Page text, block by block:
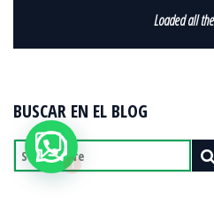
BUSCAR EN EL BLOG
Necesitas ayuda?
1